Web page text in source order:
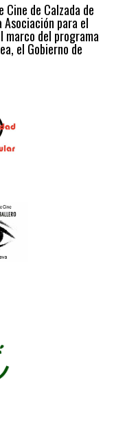
Cine de Calzada de
para el
marco del programa
el Gobierno de